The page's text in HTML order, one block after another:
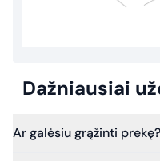
Dažniausiai
Ar galėsiu grąžinti prekę?